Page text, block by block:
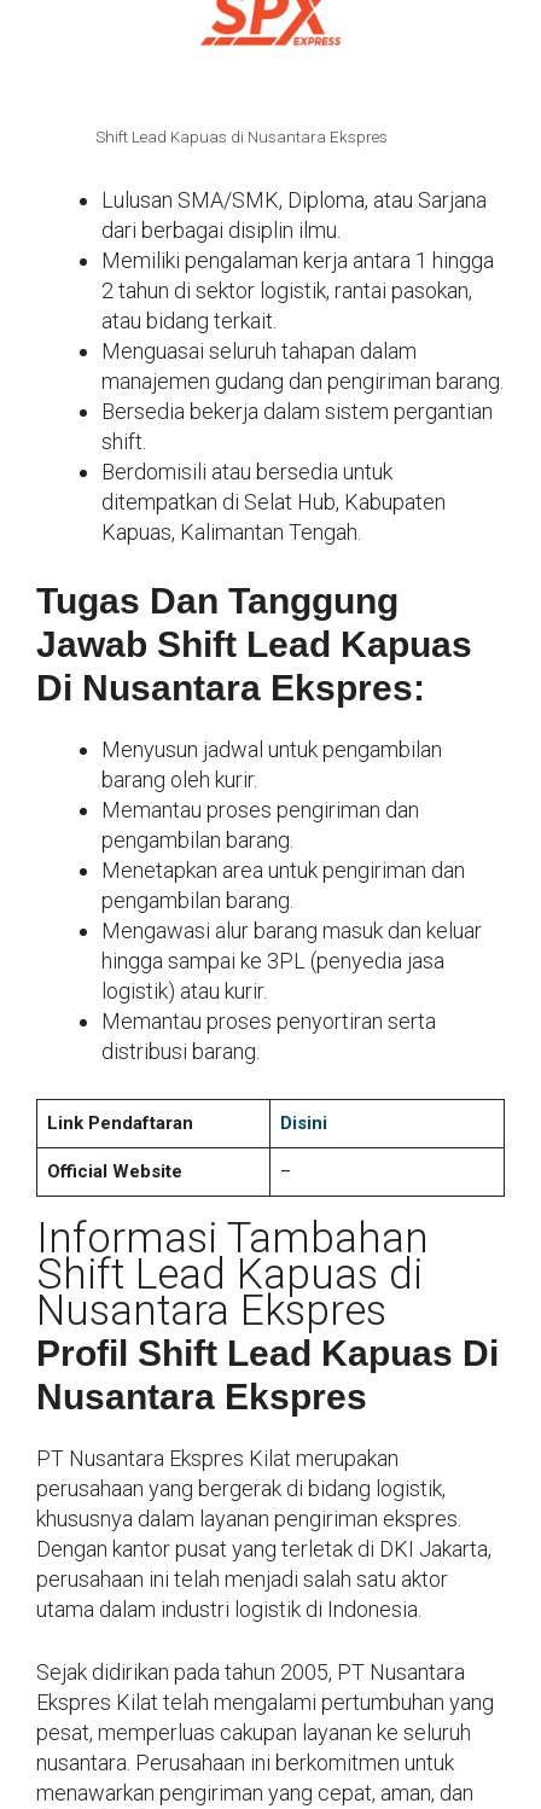
Shift Lead Kapuas di Nusantara Ekspres
Lulusan SMA/SMK, Diploma, atau Sarjana
dari berbagai disiplin ilmu.
Memiliki pengalaman kerja antara 1 hingga
2 tahun di sektor logistik, rantai pasokan,
atau bidang terkait.
Menguasai seluruh tahapan dalam
manajemen gudang dan pengiriman barang.
Bersedia bekerja dalam sistem pergantian
shift.
Berdomisili atau bersedia untuk
ditempatkan di Selat Hub, Kabupaten
Kapuas, Kalimantan Tengah.
Tugas Dan Tanggung
Jawab Shift Lead Kapuas
Di Nusantara Ekspres:
Menyusun jadwal untuk pengambilan
barang oleh kurir.
Memantau proses pengiriman dan
pengambilan barang.
Menetapkan area untuk pengiriman dan
pengambilan barang.
Mengawasi alur barang masuk dan keluar
hingga sampai ke 3PL (penyedia jasa
logistik) atau kurir.
Memantau proses penyortiran serta
distribusi barang.
Link Pendaftaran Disini
Official Website –
Informasi Tambahan
Shift Lead Kapuas di
Nusantara Ekspres
Profil Shift Lead Kapuas Di
Nusantara Ekspres
PT Nusantara Ekspres Kilat merupakan
perusahaan yang bergerak di bidang logistik,
khususnya dalam layanan pengiriman ekspres.
Dengan kantor pusat yang terletak di DKI Jakarta,
perusahaan ini telah menjadi salah satu aktor
utama dalam industri logistik di Indonesia.
Sejak didirikan pada tahun 2005, PT Nusantara
Ekspres Kilat telah mengalami pertumbuhan yang
pesat, memperluas cakupan layanan ke seluruh
nusantara. Perusahaan ini berkomitmen untuk
menawarkan pengiriman yang cepat, aman, dan